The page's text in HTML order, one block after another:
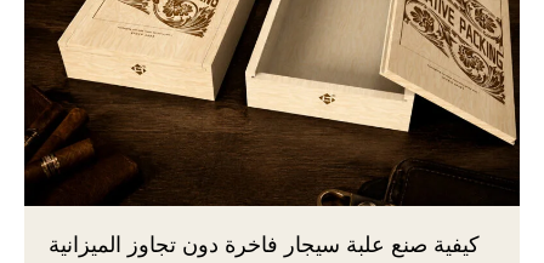
كيفية صنع علبة سيجار فاخرة دون تجاوز الميزانية